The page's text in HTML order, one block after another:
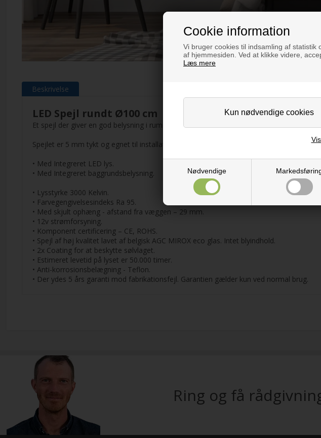
Cookie information
Vi bruger cookies til indsamling af
af hjemmesiden. Ved at klikke videre,
Læs mere
Nødvendige
Beskrivelse
LED Spejl rundt Ø100 cm
Et spejl der giver en god belysning i rummet ved et meget lille energiforbrug.
Spejlet er 5 mm tykt og egnet til installation i badeværelset IP44.
• Med Integreret LED lys.
• Med Integreret baggrundsbelysning.
• Lysstyrke 3000 Kelvin.
• Farvegengivelsesindeks Ra 95.
• Med skjult ophæng - afstand fra væggen – 29 mm.
• 12v strømforsyning.
• Komponent certificering – CE, ROHS.
• Spejl af høj kvalitet lavet af belgisk AGC MIROX eco glas. Intet blyindhold.
• 2x Coating for at beskytte sølvlaget.
• Estimeret levetid på lyset er 50.000 timer.
• Anti-korrosionsbelægning - Teflon.
• Der ydes 5 års garanti mod fabrikationsfejl. Garantien gælder kun ved normal brug.
Ring og få